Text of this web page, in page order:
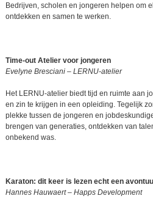
Bedrijven, scholen en jongeren helpen om
ontdekken en samen te werken.
Time-out Atelier voor jongeren
Evelyne Bresciani – LERNU-atelier
Het LERNU-atelier biedt tijd en ruimte aan
en zin te krijgen in een opleiding. Tegelijk
plekke tussen de jongeren en
brengen van generaties, ontdekken van
onbekend was.
Karaton: dit keer is lezen echt een
Hannes Hauwaert – Happs Development